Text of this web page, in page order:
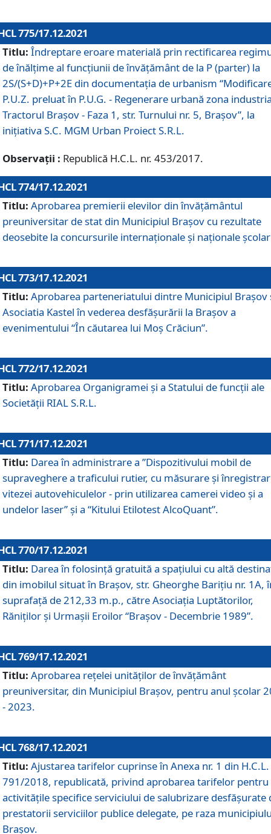
775/17.12.2021
Titlu: Îndreptare eroare materială prin rectificarea
de înălţime al funcţiunii de învăţământ de la P (parter) la
2S/(S+D)+P+2E din documentaţia de urbanism
P.U.Z. preluat în P.U.G. - Regenerare urbană zona
Tractorul Braşov - Faza 1, str. Turnului nr. 5, Braşov”, la
iniţiativa S.C. MGM Urban Proiect S.R.L.
Observații : Republică H.C.L. nr. 453/2017.
774/17.12.2021
Titlu: Aprobarea premierii elevilor din învățământul
preuniversitar de stat din Municipiul Brașov cu rezultate
deosebite la concursurile internaționale și naționale
773/17.12.2021
Titlu: Aprobarea parteneriatului dintre Municipiul Brașov
Asociatia Kastel în vederea desfăşurării la Brașov a
evenimentului “În căutarea lui Moș Crăciun”.
772/17.12.2021
Titlu: Aprobarea Organigramei şi a Statului de funcţii ale
Societăţii RIAL S.R.L.
771/17.12.2021
Titlu: Darea în administrare a ”Dispozitivului mobil de
supraveghere a traficului rutier, cu măsurare și
vitezei autovehiculelor - prin utilizarea camerei video și a
undelor laser” și a “Kitului Etilotest AlcoQuant”.
770/17.12.2021
Titlu: Darea în folosinţă gratuită a spaţiului cu altă
din imobilul situat în Braşov, str. Gheorghe Bariţiu nr. 1A,
suprafaţă de 212,33 m.p., către Asociaţia Luptătorilor,
Răniţilor şi Urmaşii Eroilor “Braşov - Decembrie 1989”.
769/17.12.2021
Titlu: Aprobarea reţelei unităţilor de învăţământ
preuniversitar, din Municipiul Braşov, pentru anul şcolar
- 2023.
768/17.12.2021
Titlu: Ajustarea tarifelor cuprinse în Anexa nr. 1 din H.C.L.
791/2018, republicată, privind aprobarea tarifelor pentru
activităţile specifice serviciului de salubrizare desfăşurate
prestatorii serviciilor publice delegate, pe raza
Braşov.